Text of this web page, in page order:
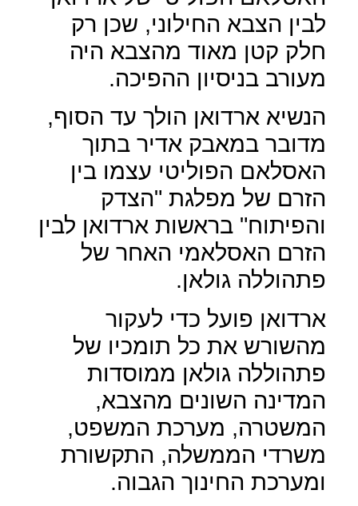
לבין הצבא החילוני, שכן רק
חלק קטן מאוד מהצבא היה
מעורב בניסיון ההפיכה.
הנשיא ארדואן הולך עד הסוף,
מדובר במאבק אדיר בתוך
האסלאם הפוליטי עצמו בין
הזרם של מפלגת "הצדק
והפיתוח" בראשות ארדואן לבין
הזרם האסלאמי האחר של
פתהוללה גולאן.
ארדואן פועל כדי לעקור
מהשורש את כל תומכיו של
פתהוללה גולאן ממוסדות
המדינה השונים מהצבא,
המשטרה, מערכת המשפט,
משרדי הממשלה, התקשורת
ומערכת החינוך הגבוה.